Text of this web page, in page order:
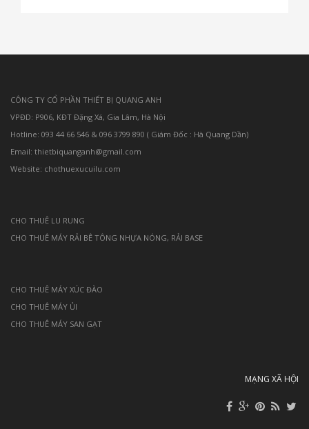
CÔNG TY CỔ PHẦN THIẾT BỊ QUANG ANH
VPĐD: P906, KĐT Đặng Xá, Gia Lâm, Hà Nội
Hotline: 093 44 66 546 & 096 3799 890 ( Giám Đốc : Hà Quang Dần)
Email: thietbiquanganh@gmail.com
Website: chothuexucuilu.com
CHO THUÊ LU RUNG
CHO THUÊ MÁY RẢI BÊ TÔNG NHỰA NÓNG, RẢI BASE
CHO THUÊ MÁY XÚC ĐÀO
CHO THUÊ MÁY ỦI
CHO THUÊ MÁY SAN GẠT
MẠNG XÃ HỘI